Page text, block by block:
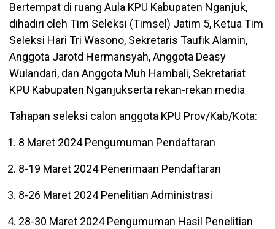
Bertempat di ruang Aula KPU Kabupaten Nganjuk,
dihadiri oleh Tim Seleksi (Timsel) Jatim 5, Ketua Tim
Seleksi Hari Tri Wasono, Sekretaris Taufik Alamin,
Anggota Jarotd Hermansyah, Anggota Deasy
Wulandari, dan Anggota Muh Hambali, Sekretariat
KPU Kabupaten Nganjukserta rekan-rekan media
Tahapan seleksi calon anggota KPU Prov/Kab/Kota:
8 Maret 2024 Pengumuman Pendaftaran
8-19 Maret 2024 Penerimaan Pendaftaran
8-26 Maret 2024 Penelitian Administrasi
28-30 Maret 2024 Pengumuman Hasil Penelitian